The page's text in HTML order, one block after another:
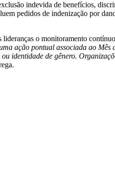
indevida de benefícios,
pedidos de indenização por
o monitoramento
ação pontual associada ao
identidade de gênero.